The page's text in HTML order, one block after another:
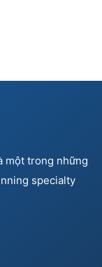
một trong những
specialty